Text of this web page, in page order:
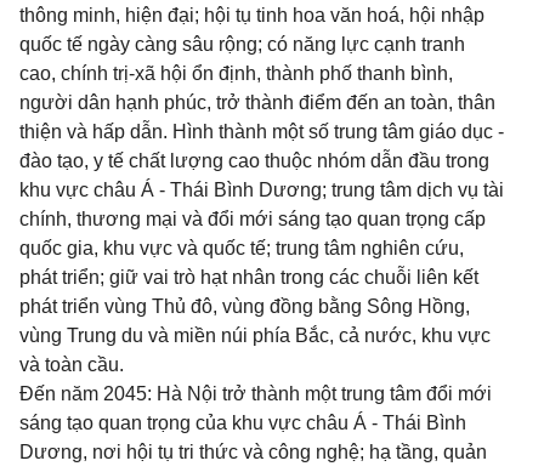
thông minh, hiện đại; hội tụ tinh hoa văn hoá, hội nhập
quốc tế ngày càng sâu rộng; có năng lực cạnh tranh
cao, chính trị-xã hội ổn định, thành phố thanh bình,
người dân hạnh phúc, trở thành điểm đến an toàn, thân
thiện và hấp dẫn. Hình thành một số trung tâm giáo dục -
đào tạo, y tế chất lượng cao thuộc nhóm dẫn đầu trong
khu vực châu Á - Thái Bình Dương; trung tâm dịch vụ tài
chính, thương mại và đổi mới sáng tạo quan trọng cấp
quốc gia, khu vực và quốc tế; trung tâm nghiên cứu,
phát triển; giữ vai trò hạt nhân trong các chuỗi liên kết
phát triển vùng Thủ đô, vùng đồng bằng Sông Hồng,
vùng Trung du và miền núi phía Bắc, cả nước, khu vực
và toàn cầu.
Đến năm 2045: Hà Nội trở thành một trung tâm đổi mới
sáng tạo quan trọng của khu vực châu Á - Thái Bình
Dương, nơi hội tụ tri thức và công nghệ; hạ tầng, quản